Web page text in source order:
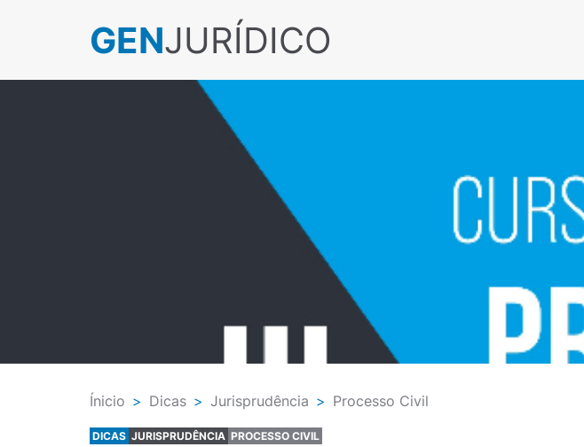
GENJURÍDICO
Ínicio > Dicas > Jurisprudência > Processo Civil
DICAS JURISPRUDÊNCIA PROCESSO CIVIL